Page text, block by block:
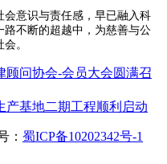
意识与责任感，早已融入科
不断的超越中，为慈善与公
。
顾问协会-会员大会圆满召
产基地二期工程顺利启动
： 蜀ICP备10202342号-1